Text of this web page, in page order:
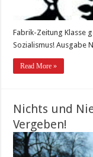
Fabrik-Zeitung Klasse
Sozialismus! Ausgabe
Read More »
Nichts und
Vergeben!